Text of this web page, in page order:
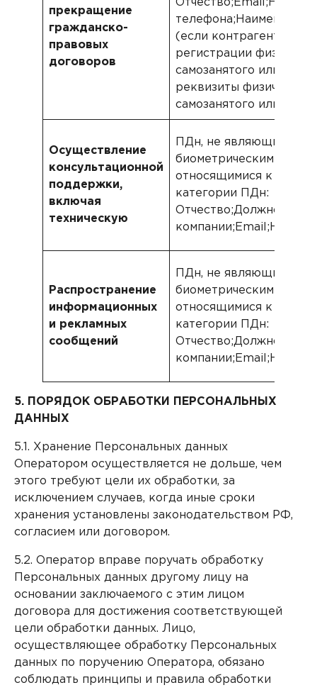
прекращение
гражданско-
правовых
договоров
Отчество;Email;Номер
(если контрагент юр.
регистрации
самозанятого или
реквизиты
самозанятого или ИП.
Осуществление
консультационной
поддержки,
включая
техническую
ПДн, не являющиеся
биометрическими, не
относящимися к
категории ПДн:
компании;Email;Номер
Распространение
информационных
и рекламных
сообщений
ПДн, не являющиеся
биометрическими, не
относящимися к
категории ПДн:
компании;Email;Номер
5. ПОРЯДОК ОБРАБОТКИ ПЕРСОНАЛЬНЫХ
ДАННЫХ
5.1. Хранение Персональных данных
Оператором осуществляется не дольше, чем
этого требуют цели их обработки, за
исключением случаев, когда иные сроки
хранения установлены законодательством РФ,
согласием или договором.
5.2. Оператор вправе поручать обработку
Персональных данных другому лицу на
основании заключаемого с этим лицом
договора для достижения соответствующей
цели обработки данных. Лицо,
осуществляющее обработку Персональных
данных по поручению Оператора, обязано
соблюдать принципы и правила обработки